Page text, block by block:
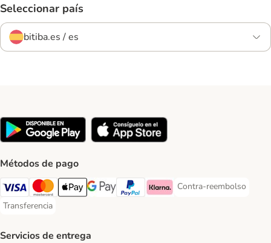
Seleccionar país
bitiba.es / es
Métodos de pago
Visa Payment Method
Mastercard Payment Method
Apple Pay Payment Method
Google Pay Payment Method
PayPal Payment Method
Klarna Payment Method
Contra-reembolso
Contra-reembolso
Transferencia
Transferencia Payment Method
Servicios de entrega